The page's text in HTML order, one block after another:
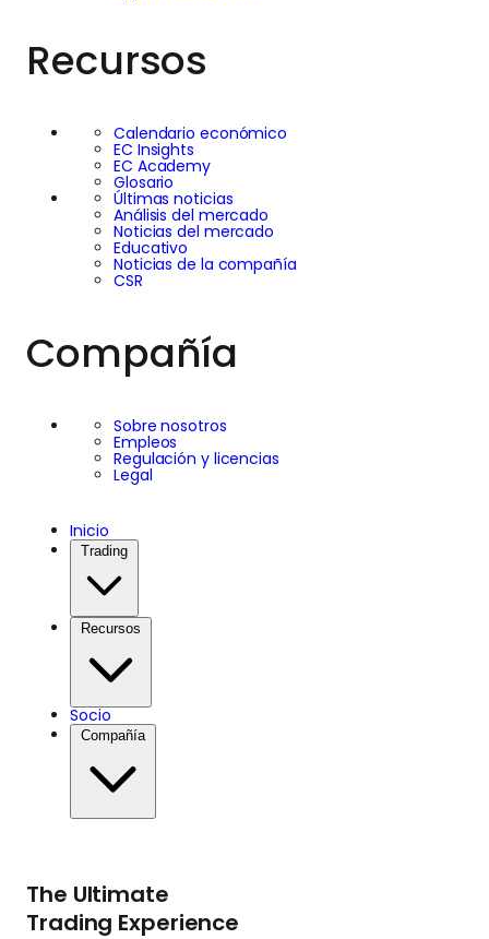
Recursos
Calendario económico
EC Insights
EC Academy
Glosario
Últimas noticias
Análisis del mercado
Noticias del mercado
Educativo
Noticias de la compañía
CSR
Compañía
Sobre nosotros
Empleos
Regulación y licencias
Legal
Inicio
Trading
Recursos
Socio
Compañía
The Ultimate
Trading Experience